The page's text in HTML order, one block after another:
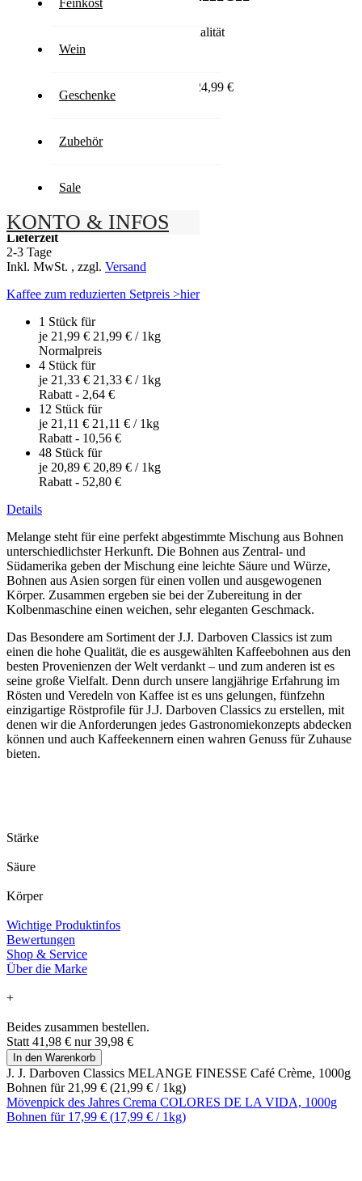
Feinkost
Wein
Geschenke
Zubehör
Sale
KONTO & INFOS
Kräftig, würzig und nussig - Gastroqualität
24,99 €
21,99 € / 1kg
Artikel ist lieferbar
In den Warenkorb
Lieferzeit
2-3 Tage
Inkl. MwSt. , zzgl. Versand
Kaffee zum reduzierten Setpreis >hier
1 Stück für
je 21,99 € 21,99 € / 1kg
Normal­preis
4 Stück für
je 21,33 € 21,33 € / 1kg
Rabatt - 2,64 €
12 Stück für
je 21,11 € 21,11 € / 1kg
Rabatt - 10,56 €
48 Stück für
je 20,89 € 20,89 € / 1kg
Rabatt - 52,80 €
Details
Melange steht für eine perfekt abgestimmte Mischung aus Bohnen
unterschiedlichster Herkunft. Die Bohnen aus Zentral- und
Südamerika geben der Mischung eine leichte Säure und Würze,
Bohnen aus Asien sorgen für einen vollen und ausgewogenen
Körper. Zusammen ergeben sie bei der Zubereitung in der
Kolbenmaschine einen weichen, sehr eleganten Geschmack.
Das Besondere am Sortiment der J.J. Darboven Classics ist zum
einen die hohe Qualität, die es ausgewählten Kaffeebohnen aus den
besten Provenienzen der Welt verdankt – und zum anderen ist es
seine große Vielfalt. Denn durch unsere langjährige Erfahrung im
Rösten und Veredeln von Kaffee ist es uns gelungen, fünfzehn
einzigartige Röstprofile für J.J. Darboven Classics zu erstellen, mit
denen wir die Anforderungen jedes Gastronomiekonzepts abdecken
können und auch Kaffeekennern einen wahren Genuss für Zuhause
bieten.
Stärke
Säure
Körper
Wichtige Produktinfos
Bewertungen
Shop & Service
Über die Marke
+
Beides zusammen bestellen.
Statt 41,98 € nur39,98 €
In den Warenkorb
J. J. Darboven Classics MELANGE FINESSE Café Crème, 1000g
Bohnen für 21,99 € (21,99 € / 1kg)
Mövenpick des Jahres Crema COLORES DE LA VIDA, 1000g
Bohnen für 17,99 € (17,99 € / 1kg)